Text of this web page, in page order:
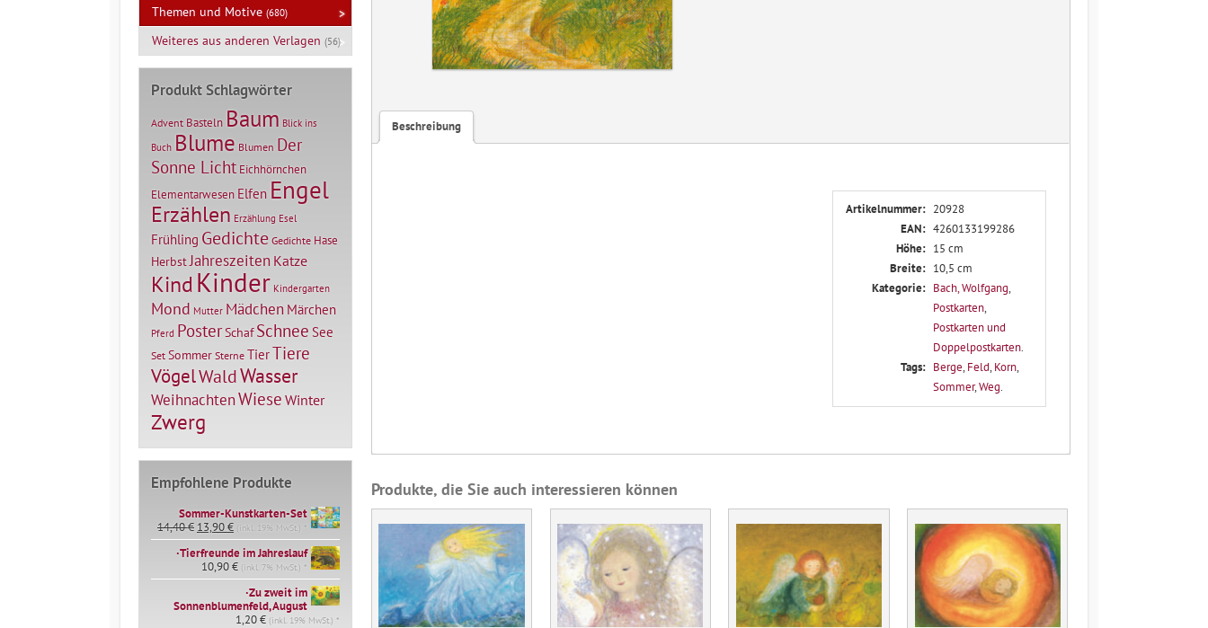
Beschreibung
Artikelnummer: 20928
EAN: 4260133199286
Höhe: 15 cm
Breite: 10,5 cm
Kategorie: Bach, Wolfgang,
Postkarten,
Postkarten und
Doppelpostkarten.
Tags: Berge, Feld, Korn,
Sommer,Weg.
Produkte, die Sie auch interessieren können
Themen und Motive (680)
Weiteres aus anderen Verlagen (56)
Produkt Schlagwörter
Advent Basteln Baum Blick ins
Buch Blume Blumen Der
Sonne Licht Eichhörnchen
Elementarwesen Elfen Engel
Erzählen Erzählung Esel
Frühling Gedichte Gedichte Hase
HerbstJahreszeiten Katze
KindKinder Kindergarten
Mond Mutter Mädchen Märchen
Pferd PosterSchaf Schnee See
Set Sommer Sterne TierTiere
VögelWaldWasser
WeihnachtenWiese Winter
Zwerg
Empfohlene Produkte
Sommer-Kunstkarten-Set
14,40€ Ursprünglicher
Preis
war:
14,40 €
13,90€Aktueller
Preis
ist:
13,90 €.
(inkl. 19% MwSt.) *
∙Tierfreunde im Jahreslauf
10,90€ (inkl. 7% MwSt.) *
∙Zu zweit im
Sonnenblumenfeld, August
1,20€ (inkl. 19% MwSt.) *